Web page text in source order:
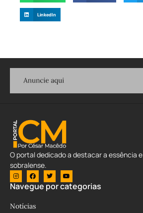
LinkedIn
O portal dedicado a destacar a essência
sobralense.
Navegue por categorias
Notícias